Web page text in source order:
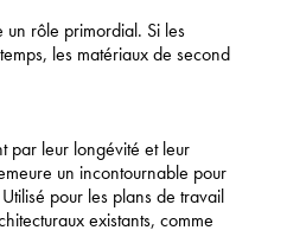
un rôle primordial. Si les
les matériaux de second
par leur longévité et leur
un incontournable pour
pour les plans de travail
existants, comme